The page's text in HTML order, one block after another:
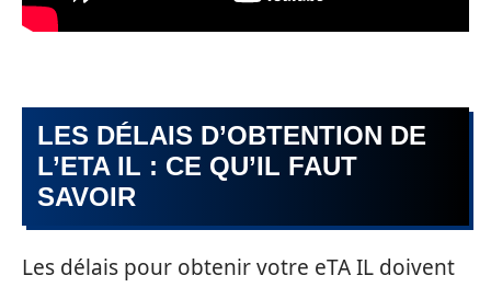
LES DÉLAIS D’OBTENTION DE
L’ETA IL : CE QU’IL FAUT
SAVOIR
Les délais pour obtenir votre eTA IL doivent